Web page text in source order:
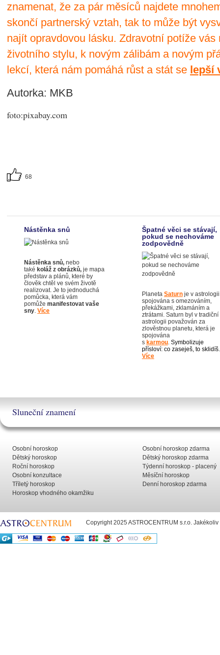
znamenat, že za pár měsíců najdete
skončí partnerský vztah, tak to může být
najít opravdovou lásku. Zdravotní potíže
životního stylu, k novým zálibám a novým
lekcí, která nám pomáhá růst a stát se lepší
Autorka: MKB
foto:pixabay.com
68
Nástěnka snů
Nástěnka snů, nebo
také koláž z obrázků, je mapa
představ a plánů, které by
člověk chtěl ve svém životě
realizovat. Je to jednoduchá
pomůcka, která vám
pomůže manifestovat vaše
sny. Více
Špatné věci se stávají,
pokud se nechováme
zodpovědně
Planeta Saturn je v astrologii
spojována s omezováním,
překážkami, zklamáním a
ztrátami. Saturn byl v tradiční
astrologii považován za
zlověstnou planetu, která je
spojována
s karmou. Symbolizuje
přísloví: co zaseješ, to sklidíš.
Více
Sluneční znamení
Osobní horoskop
Dětský horoskop
Roční horoskop
Osobní konzultace
Tříletý horoskop
Horoskop vhodného okamžiku
Osobní horoskop zdarma
Dětský horoskop zdarma
Týdenní horoskop - placený
Měsíční horoskop
Denní horoskop zdarma
Copyright 2025 ASTROCENTRUM s.r.o.